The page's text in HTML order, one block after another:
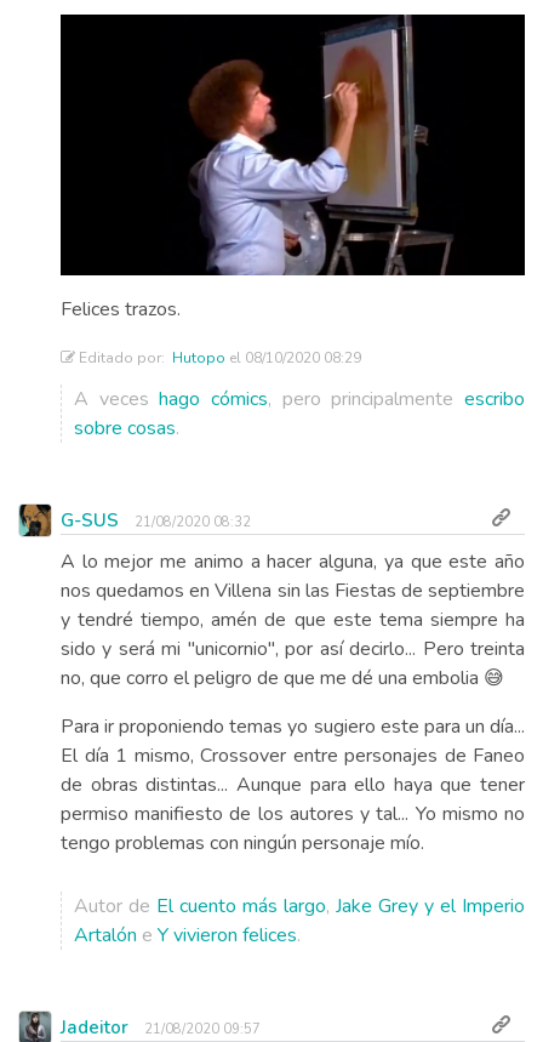
Felices trazos.
Editado por: Hutopo el 08/10/2020 08:29
A veceshago cómics, pero principalmenteescribo
sobre cosas.
G-SUS 21/08/2020 08:32
A lo mejor me animo a hacer alguna, ya que este año
nos quedamos en Villena sin las Fiestas de septiembre
y tendré tiempo, amén de que este tema siempre ha
sido y será mi "unicornio", por así decirlo... Pero treinta
no, que corro el peligro de que me dé una embolia 😅
Para ir proponiendo temas yo sugiero este para un día...
El día 1 mismo, Crossover entre personajes de Faneo
de obras distintas... Aunque para ello haya que tener
permiso manifiesto de los autores y tal... Yo mismo no
tengo problemas con ningún personaje mío.
Autor de El cuento más largo, Jake Grey y el Imperio
Artalón e Y vivieron felices.
Jadeitor 21/08/2020 09:57